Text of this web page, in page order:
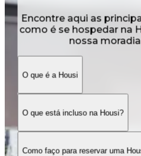
Encontre aqui as
como é se hospedar na
nossa
O que é a Housi
O que está incluso na Housi?
Como faço para reservar uma